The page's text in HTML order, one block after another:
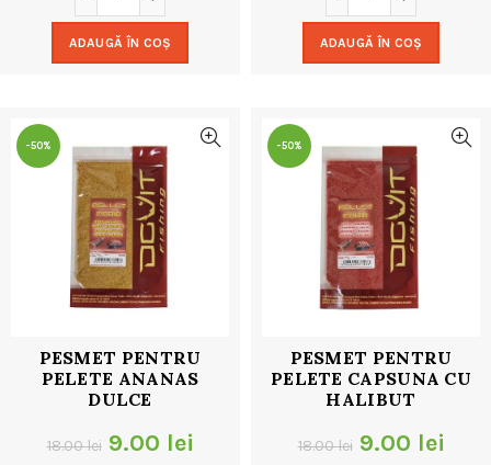
a
fost:
ADAUGĂ ÎN COȘ
a
fost:
ADAUGĂ ÎN COȘ
-50%
PESMET PENTRU
PELETE ANANAS
DULCE
18.00lei Prețul
9.00 lei
-50%
PESMET PENTRU
PELETE CAPSUNA CU
HALIBUT
18.00lei Prețul
9.00 lei